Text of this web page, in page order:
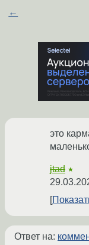
←
это
jtad ★
Ответ на: